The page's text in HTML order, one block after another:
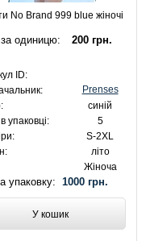
No Brand 999 blue жіночі
за одиницю: 200 грн.
ID:
Prenses
синій
упаковці:
5
S-2XL
літо
Жіноча
упаковку: 1000 грн.
У кошик